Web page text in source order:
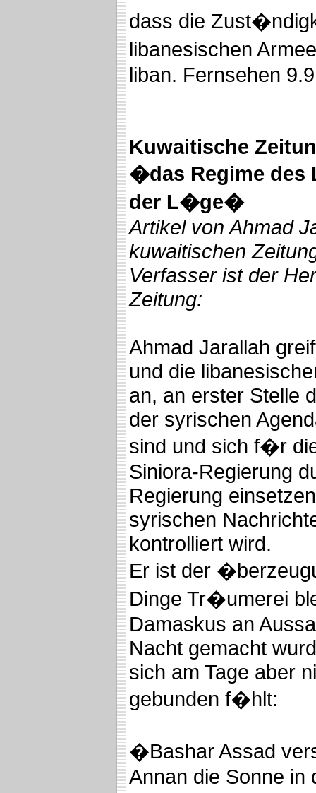
dass die
libanesischen
liban. Fernsehen
Kuwaitische
�das Regime des
der L�ge�
Artikel von Ahmad
kuwaitischen
Verfasser ist der
Zeitung:
Ahmad Jarallah
und die
an, an erster Stelle
der syrischen
sind und sich f�r
Siniora-Regierung
Regierung
syrischen
kontrolliert wird.
Er ist der
Dinge Tr�umerei
Damaskus an
Nacht gemacht
sich am Tage aber
gebunden f�hlt:
�Bashar Assad
Annan die Sonne in